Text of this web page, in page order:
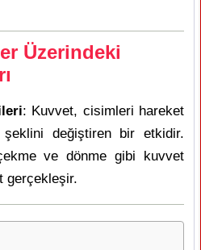
Üzerindeki
: Kuvvet, cisimleri hareket
değiştiren bir etkidir.
ve dönme gibi kuvvet
gerçekleşir.